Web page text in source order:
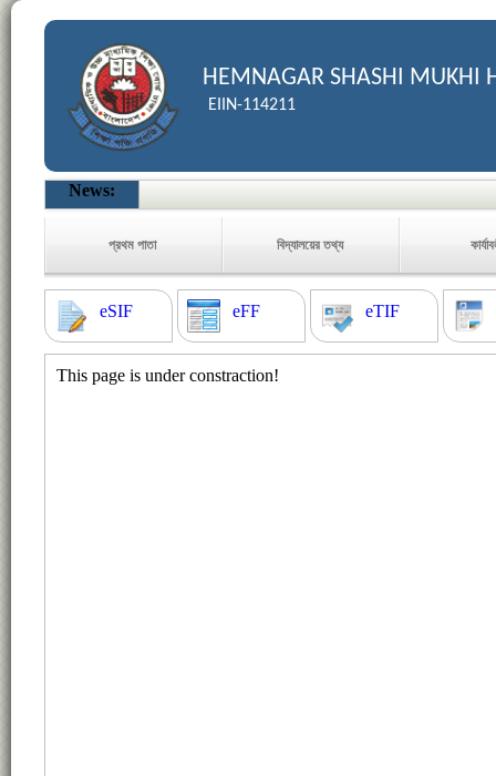
HEMNAGAR SHASHI MUKHI
EIIN-114211
News:
প্রথম পাতা বিদ্যালয়ের তথ্য
eSIF eFF eTIF
This page is under constraction!